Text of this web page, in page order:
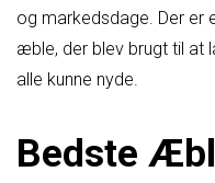
og markedsdage. Der er
æble, der blev brugt til at
alle kunne nyde.
Bedste